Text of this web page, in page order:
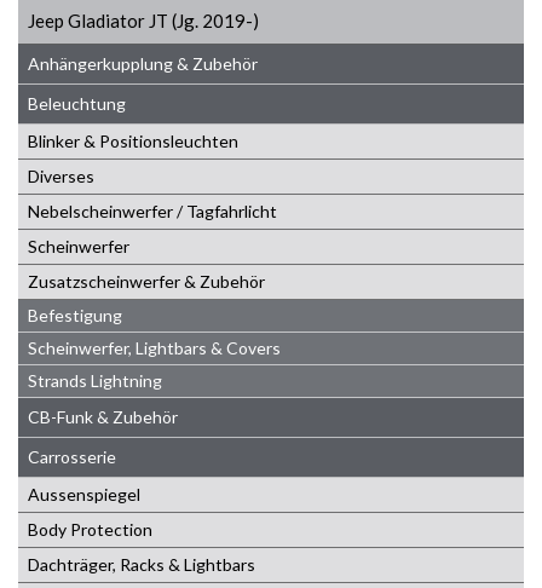
Jeep Gladiator JT (Jg. 2019-)
Anhängerkupplung & Zubehör
Beleuchtung
Blinker & Positionsleuchten
Diverses
Nebelscheinwerfer / Tagfahrlicht
Scheinwerfer
Zusatzscheinwerfer & Zubehör
Befestigung
Scheinwerfer, Lightbars & Covers
Strands Lightning
CB-Funk & Zubehör
Carrosserie
Aussenspiegel
Body Protection
Dachträger, Racks & Lightbars